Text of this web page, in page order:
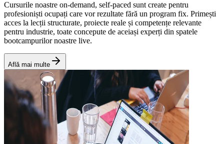
Cursurile noastre on‑demand, self‑paced sunt create pentru
profesioniști ocupați care vor rezultate fără un program fix. Primești
acces la lecții structurate, proiecte reale și competențe relevante
pentru industrie, toate concepute de aceiași experți din spatele
bootcampurilor noastre live.
Află mai multe